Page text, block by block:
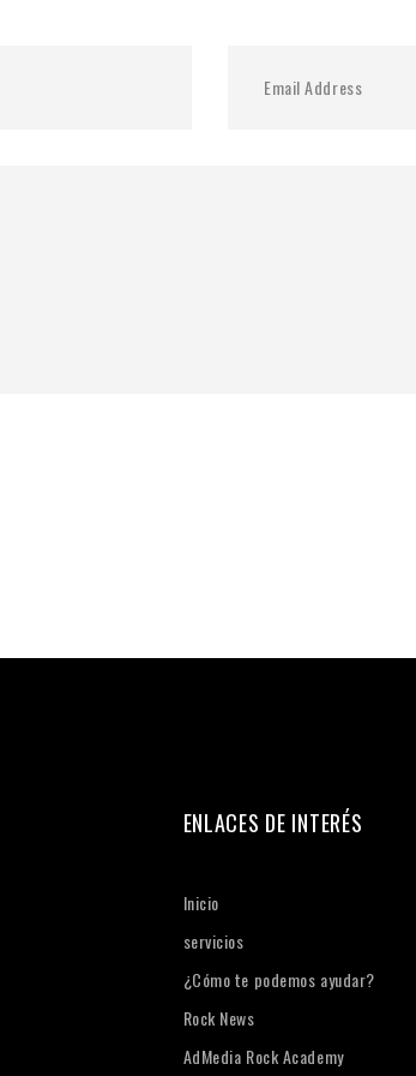
ENLACES DE INTERÉS
Inicio
servicios
¿Cómo te podemos ayudar?
Rock News
AdMedia Rock Academy